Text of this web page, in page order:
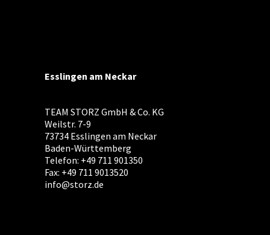
Esslingen am Neckar
TEAM STORZ GmbH & Co. KG
Weilstr. 7-9
73734 Esslingen am Neckar
Baden-Württemberg
Telefon: +49 711 901350
Fax: +49 711 9013520
info@storz.de